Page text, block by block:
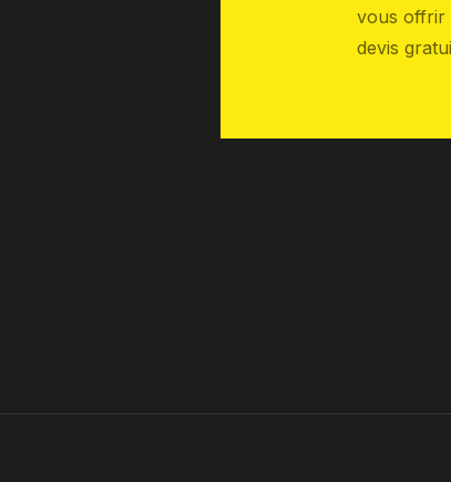
vous offrir
devis